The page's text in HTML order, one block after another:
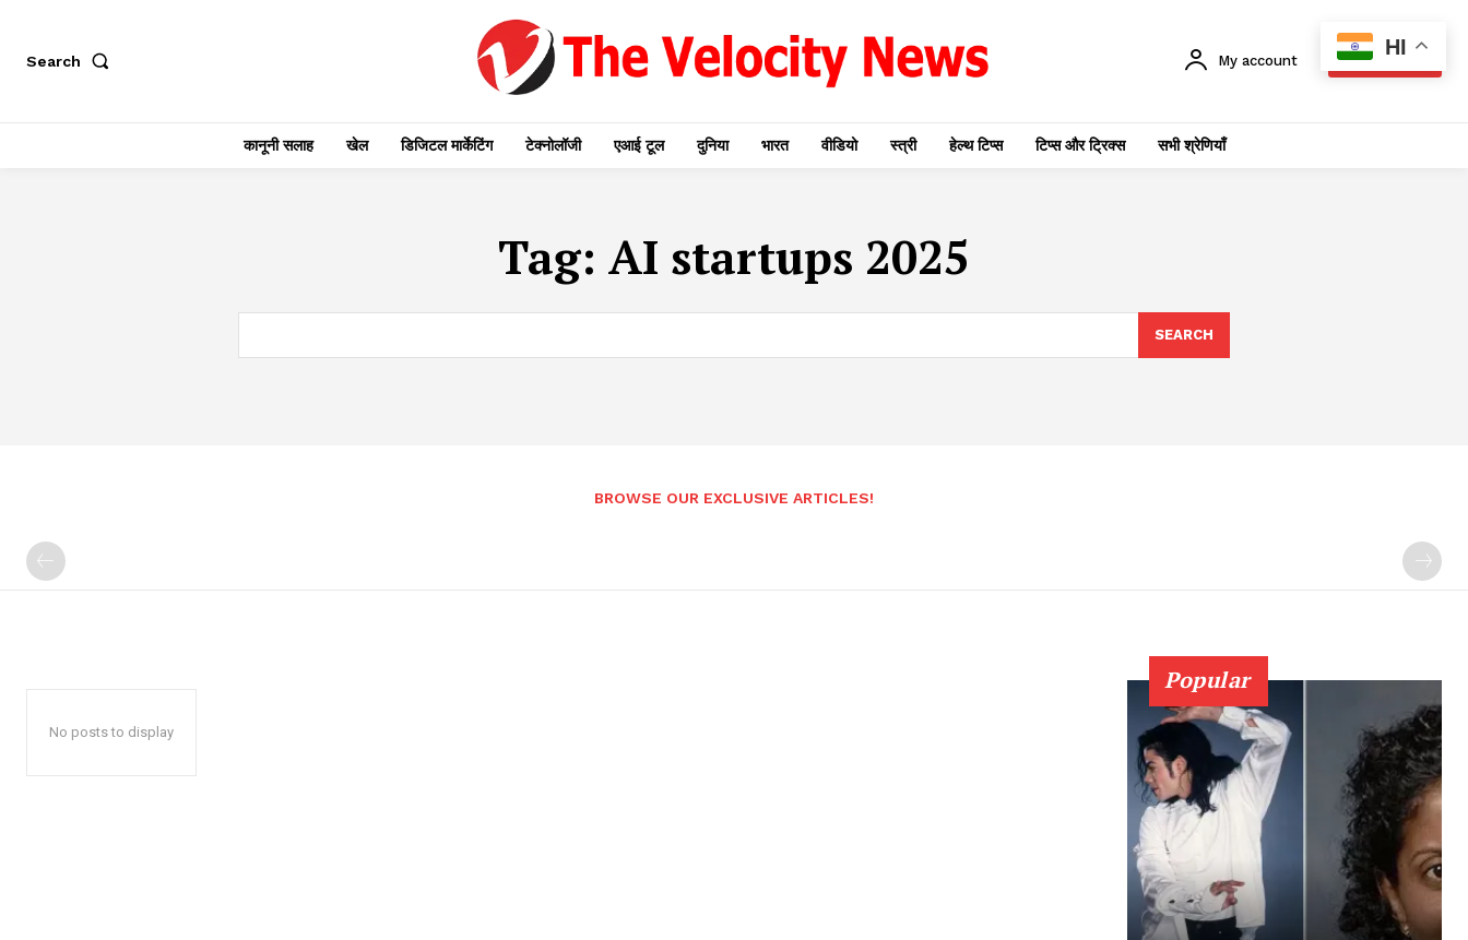
Search My account SUBSCRIBE
कानूनी सलाह खेल डिजिटल मार्केटिंग टेक्नोलॉजी एआई टूल दुनिया भारत वीडियो स्त्री हेल्थ टिप्स टिप्स और ट्रिक्स सभी श्रेणियाँ
Tag: AI startups 2025
SEARCH
BROWSE OUR EXCLUSIVE ARTICLES!
No posts to display
Popular
HI